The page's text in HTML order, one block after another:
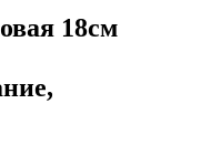
18см